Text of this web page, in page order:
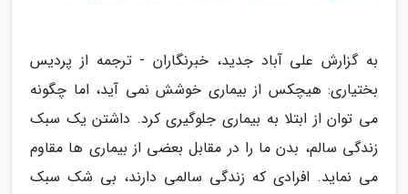
به گزارش علی آباد جدید، خبرنگاران - ترجمه از پردیس
بختیاری: هیچکس از بیماری خوشش نمی آید، اما چگونه
می توان از ابتلا به بیماری جلوگیری کرد. داشتن یک سبک
زندگی سالم، بدن ما را در مقابل بعضی از بیماری ها مقاوم
می نماید. افرادی که زندگی سالمی دارند، بی شک سبک